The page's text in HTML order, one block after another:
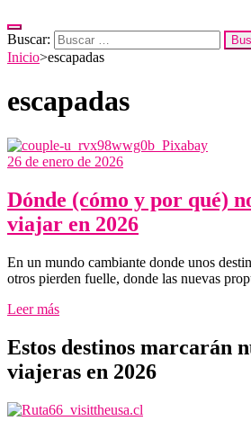
Buscar:
Inicio>escapadas
escapadas
26 de enero de 2026
Dónde (cómo y por qué)
viajar en 2026
En un mundo cambiante donde unos
otros pierden fuelle, donde las nuevas
Leer más
Estos destinos marcarán
viajeras en 2026